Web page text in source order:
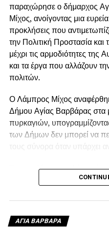
παραχώρησε ο δήμαρχος
Μίχος, ανοίγοντας μια
προκλήσεις που
την Πολιτική Προστασία και
μέχρι τις αρμοδιότητες της
και τα έργα που αλλάζουν
πολιτών.
Ο Λάμπρος Μίχος
Δήμου Αγίας Βαρβάρας
πυρκαγιών,
των Δήμων δεν μπορεί να
τους σύνορα όταν υπάρχει
Όπως εξήγησε, ο Δήμος
περιοχές, η οποία αρχικά
νερό τα ελικόπτερα, ενώ
να τροφοδοτεί με νερό τα
ΑΓΙΑ ΒΑΡΒΑΡΑ